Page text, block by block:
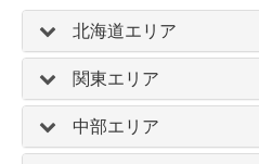
北海道エリア
関東エリア
中部エリア